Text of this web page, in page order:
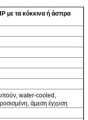
με τα κόκκινα ή άσπρα
water-cooled,
άμεση έγχυση